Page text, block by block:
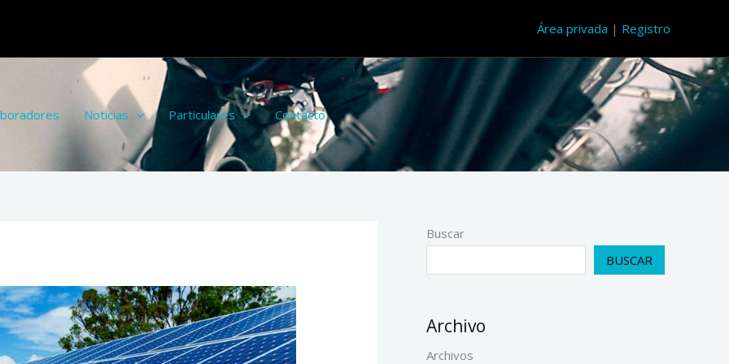
Área privada | Registro
Noticias Particulares Contacto
Buscar
BUSCAR
Archivo
Archivos